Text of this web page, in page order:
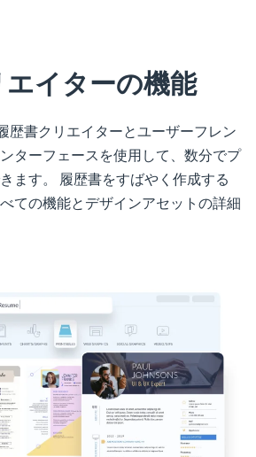
イターの機能
歴書クリエイターとユーザーフレン
ターフェースを使用して、数分でプ
ます。 履歴書をすばやく作成する
ての機能とデザインアセットの詳細